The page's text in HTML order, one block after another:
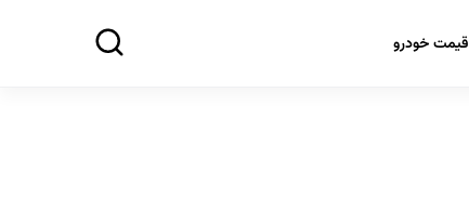
قیمت خودرو